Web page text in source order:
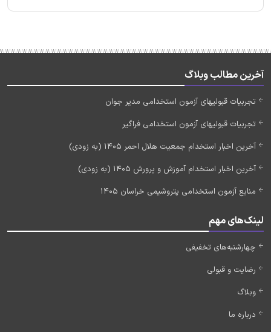
آخرین مطالب وبلاگ
تجربیات قبولیهای آزمون استخدامی مدیر جوان
تجربیات قبولیهای آزمون استخدامی فراگیر
آخرین اخبار استخدام جمعیت هلال احمر 1405 (به زودی)
آخرین اخبار استخدام آموزش و پرورش 1405 (به زودی)
منابع آزمون استخدامی پتروشیمی خراسان 1405
لینک‌های مهم
چهارشنبه‌های تخفیفی
رضایت و قبولی
وبلاگ
درباره ما